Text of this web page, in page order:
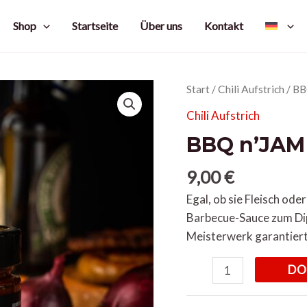
Shop Startseite Über uns Kontakt
Start /Chili Aufstrich /
Chili Aufstrich
BBQ n’JAM
9,00€
Egal, ob sie Fleisch
Barbecue-Sauce zum
Meisterwerk
BBQ